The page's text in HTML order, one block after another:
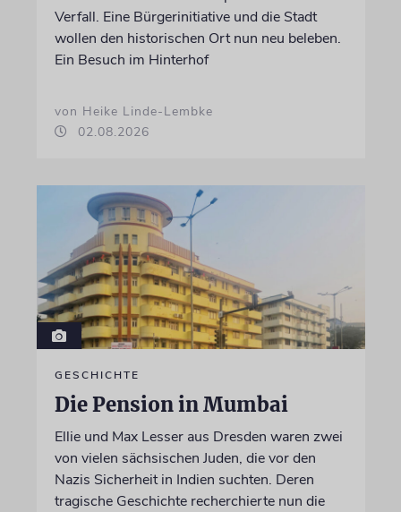
Verfall. Eine Bürgerinitiative und die Stadt
wollen den historischen Ort nun neu beleben.
Ein Besuch im Hinterhof
von Heike Linde-Lembke
02.08.2026
GESCHICHTE
Die Pension in Mumbai
Ellie und Max Lesser aus Dresden waren zwei
von vielen sächsischen Juden, die vor den
Nazis Sicherheit in Indien suchten. Deren
tragische Geschichte recherchierte nun die